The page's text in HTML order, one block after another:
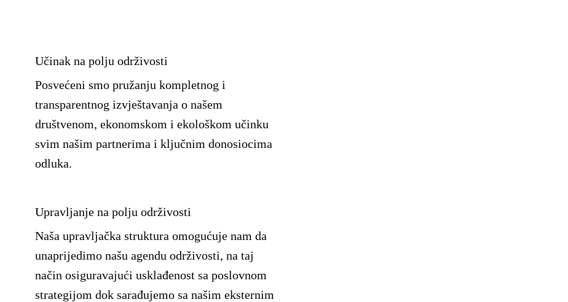
Učinak na polju održivosti
Posvećeni smo pružanju kompletnog i
transparentnog izvještavanja o našem
društvenom, ekonomskom i ekološkom učinku
svim našim partnerima i ključnim donosiocima
odluka.
Upravljanje na polju održivosti
Naša upravljačka struktura omogućuje nam da
unaprijedimo našu agendu održivosti, na taj
način osiguravajući usklađenost sa poslovnom
strategijom dok sarađujemo sa našim eksternim